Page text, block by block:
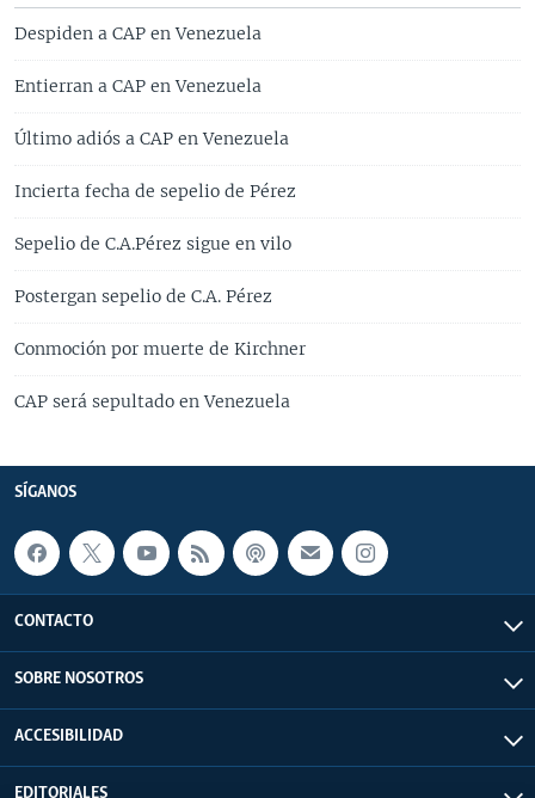
Despiden a CAP en Venezuela
Entierran a CAP en Venezuela
Último adiós a CAP en Venezuela
Incierta fecha de sepelio de Pérez
Sepelio de C.A.Pérez sigue en vilo
Postergan sepelio de C.A. Pérez
Conmoción por muerte de Kirchner
CAP será sepultado en Venezuela
SÍGANOS
CONTACTO
SOBRE NOSOTROS
ACCESIBILIDAD
EDITORIALES